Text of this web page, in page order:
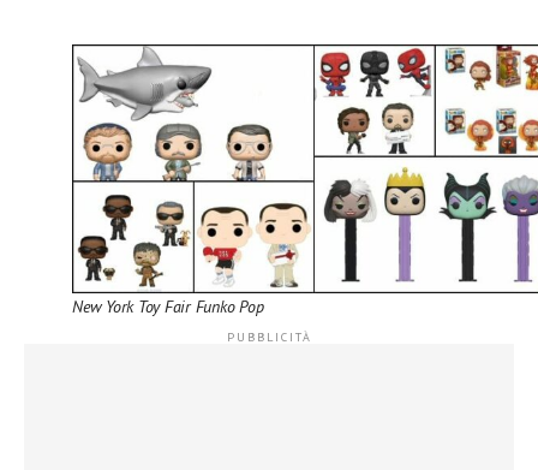
New York Toy Fair Funko Pop